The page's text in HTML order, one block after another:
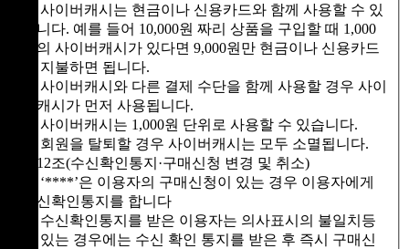
④ 사이버캐시는 현금이나 신용카드와 함께 사용할 수 있
습니다. 예를 들어 10,000원 짜리 상품을 구입할 때 1,000
원의 사이버캐시가 있다면 9,000원만 현금이나 신용카드
로 지불하면 됩니다.
⑤ 사이버캐시와 다른 결제 수단을 함께 사용할 경우 사이
버캐시가 먼저 사용됩니다.
⑥ 사이버캐시는 1,000원 단위로 사용할 수 있습니다.
⑦ 회원을 탈퇴할 경우 사이버캐시는 모두 소멸됩니다.
제12조(수신확인통지·구매신청 변경 및 취소)
① ‘****’은 이용자의 구매신청이 있는 경우 이용자에게
수신확인통지를 합니다
② 수신확인통지를 받은 이용자는 의사표시의 불일치등
이 있는 경우에는 수신 확인 통지를 받은 후 즉시 구매신